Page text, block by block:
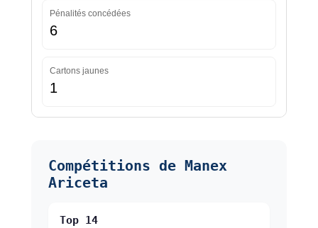
Pénalités concédées
6
Cartons jaunes
1
Compétitions de Manex
Ariceta
Top 14